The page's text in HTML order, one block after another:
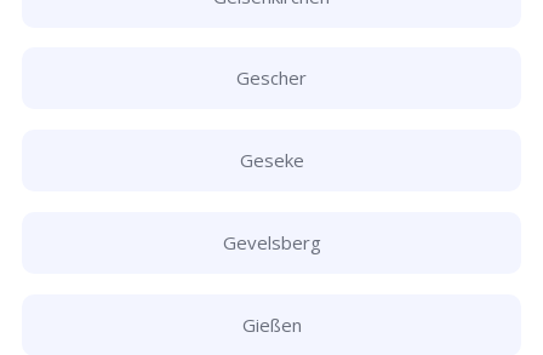
Gescher
Geseke
Gevelsberg
Gießen